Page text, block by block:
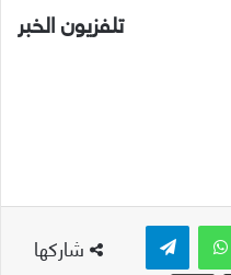
تلفزيون الخبر
شاركها
واتساب